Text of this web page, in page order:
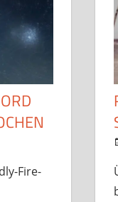
Fire-